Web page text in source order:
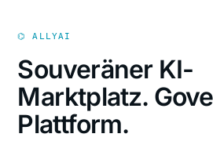
⌬ ALLYAI
Souveräner KI-
Marktplatz.
Plattform.